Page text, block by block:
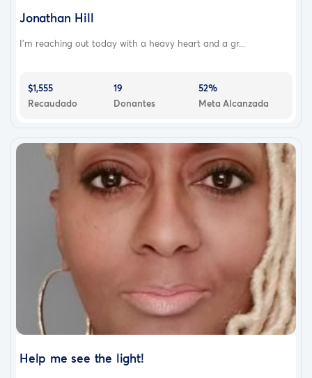
Jonathan Hill
I’m reaching out today with a heavy heart and a gr...
$1,555
Recaudado
19
Donantes
52%
Meta Alcanzada
Help me see the light!